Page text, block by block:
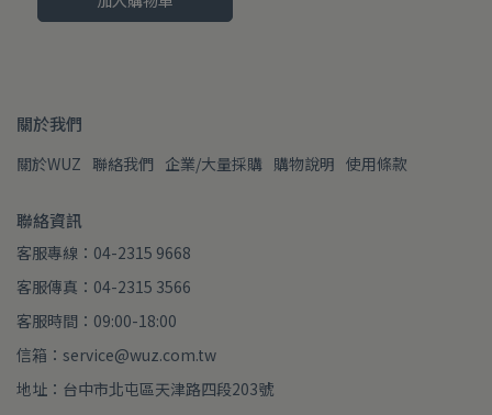
關於我們
關於WUZ 聯絡我們 企業/大量採購 購物說明 使用條款
聯絡資訊
客服專線：04-2315 9668
客服傳真：04-2315 3566
客服時間：09:00-18:00
信箱：service@wuz.com.tw
地址：台中市北屯區天津路四段203號